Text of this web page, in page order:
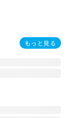
もっと見る